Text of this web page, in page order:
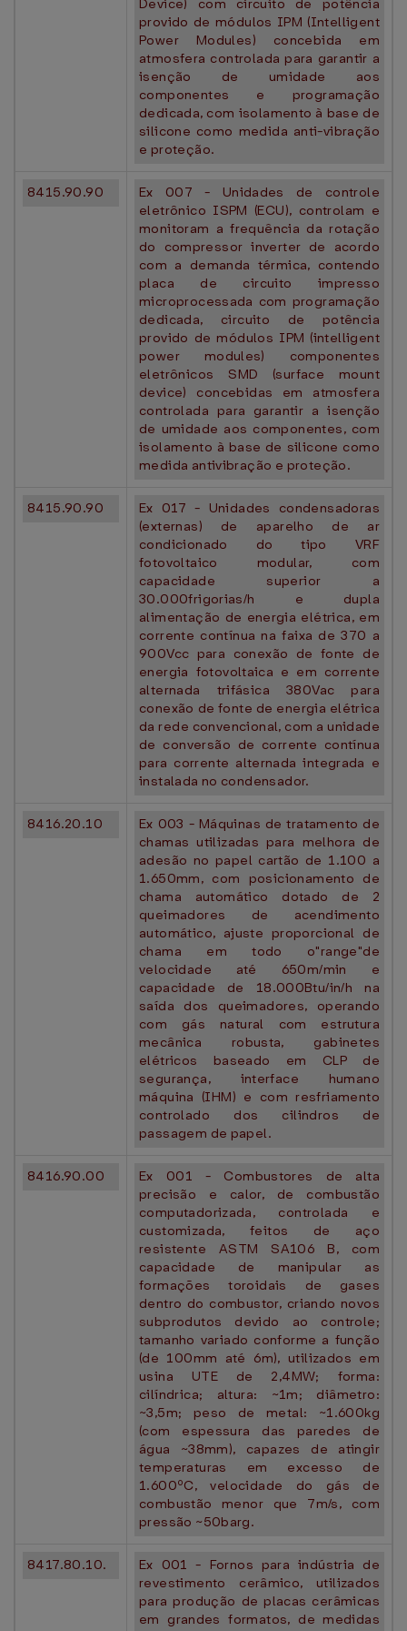
Device) com circuito de potência
provido de módulos IPM (Intelligent
Power Modules) concebida em
atmosfera controlada para garantir a
isenção de umidade aos
componentes e programação
dedicada, com isolamento à base de
silicone como medida anti-vibração
e proteção.
8415.90.90
Ex 007 - Unidades de controle
eletrônico ISPM (ECU), controlam e
monitoram a frequência da rotação
do compressor inverter de acordo
com a demanda térmica, contendo
placa de circuito impresso
microprocessada com programação
dedicada, circuito de potência
provido de módulos IPM (intelligent
power modules) componentes
eletrônicos SMD (surface mount
device) concebidas em atmosfera
controlada para garantir a isenção
de umidade aos componentes, com
isolamento à base de silicone como
medida antivibração e proteção.
8415.90.90
Ex 017 - Unidades condensadoras
(externas) de aparelho de ar
condicionado do tipo VRF
fotovoltaico modular, com
capacidade superior a
30.000frigorias/h e dupla
alimentação de energia elétrica, em
corrente contínua na faixa de 370 a
900Vcc para conexão de fonte de
energia fotovoltaica e em corrente
alternada trifásica 380Vac para
conexão de fonte de energia elétrica
da rede convencional, com a unidade
de conversão de corrente contínua
para corrente alternada integrada e
instalada no condensador.
8416.20.10
Ex 003 - Máquinas de tratamento de
chamas utilizadas para melhora de
adesão no papel cartão de 1.100 a
1.650mm, com posicionamento de
chama automático dotado de 2
queimadores de acendimento
automático, ajuste proporcional de
chama em todo o"range"de
velocidade até 650m/min e
capacidade de 18.000Btu/in/h na
saída dos queimadores, operando
com gás natural com estrutura
mecânica robusta, gabinetes
elétricos baseado em CLP de
segurança, interface humano
máquina (IHM) e com resfriamento
controlado dos cilindros de
passagem de papel.
8416.90.00
Ex 001 - Combustores de alta
precisão e calor, de combustão
computadorizada, controlada e
customizada, feitos de aço
resistente ASTM SA106 B, com
capacidade de manipular as
formações toroidais de gases
dentro do combustor, criando novos
subprodutos devido ao controle;
tamanho variado conforme a função
(de 100mm até 6m), utilizados em
usina UTE de 2,4MW; forma:
cilíndrica; altura: ~1m; diâmetro:
~3,5m; peso de metal: ~1.600kg
(com espessura das paredes de
água ~38mm), capazes de atingir
temperaturas em excesso de
1.600ºC, velocidade do gás de
combustão menor que 7m/s, com
pressão ~50barg.
8417.80.10.
Ex 001 - Fornos para indústria de
revestimento cerâmico, utilizados
para produção de placas cerâmicas
em grandes formatos, de medidas